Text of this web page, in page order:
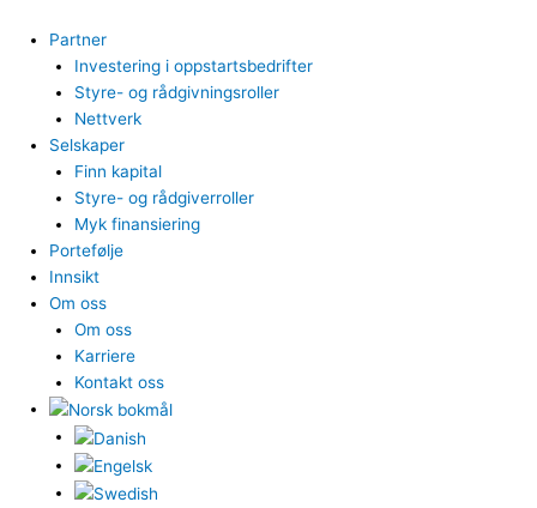
innholdet
Partner
Investering i oppstartsbedrifter
Styre- og rådgivningsroller
Nettverk
Selskaper
Finn kapital
Styre- og rådgiverroller
Myk finansiering
Portefølje
Innsikt
Om oss
Om oss
Karriere
Kontakt oss